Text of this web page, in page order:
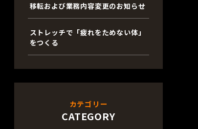
移転および業務内容変更のお知らせ
ストレッチで「疲れをためない体」
をつくる
カテゴリー
CATEGORY